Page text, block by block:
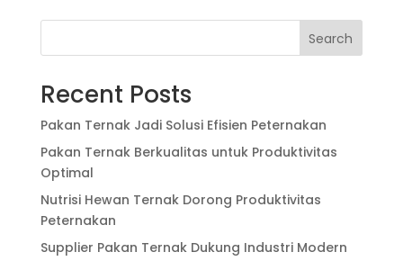
Search
Recent Posts
Pakan Ternak Jadi Solusi Efisien Peternakan
Pakan Ternak Berkualitas untuk Produktivitas
Optimal
Nutrisi Hewan Ternak Dorong Produktivitas
Peternakan
Supplier Pakan Ternak Dukung Industri Modern